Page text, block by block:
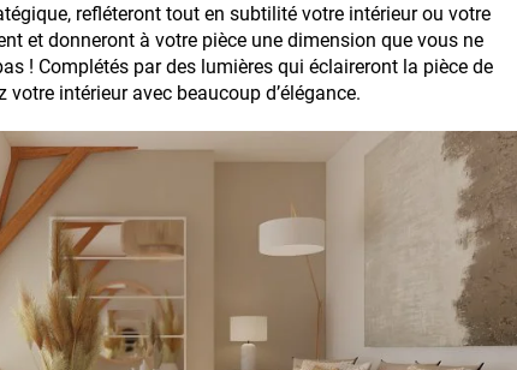
refléteront tout en subtilité votre intérieur ou votre
et donneront à votre pièce une dimension que vous ne
! Complétés par des lumières qui éclaireront la pièce de
votre intérieur avec beaucoup d’élégance.